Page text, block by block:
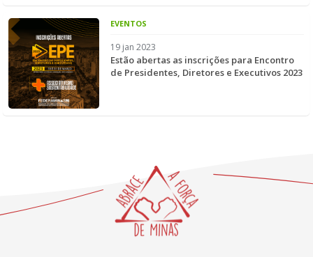
EVENTOS
19 jan 2023
Estão abertas as inscrições para Encontro
de Presidentes, Diretores e Executivos 2023